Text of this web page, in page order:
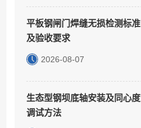
平板钢闸门焊缝无损检测标准
及验收要求
2026-08-07
生态型钢坝底轴安装及同心度
调试方法